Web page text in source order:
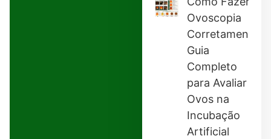
Ovoscopia
Corretamente:
Guia
Completo
para Avaliar
Ovos na
Incubação
Artificial